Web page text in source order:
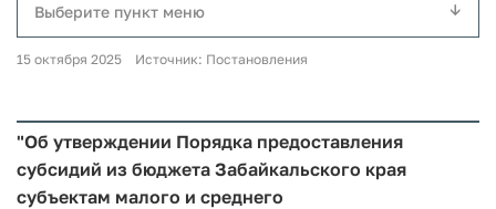
Выберите пункт меню
15 октября 2025 Источник: Постановления
"Об утверждении Порядка предоставления
субсидий из бюджета Забайкальского края
субъектам малого и среднего